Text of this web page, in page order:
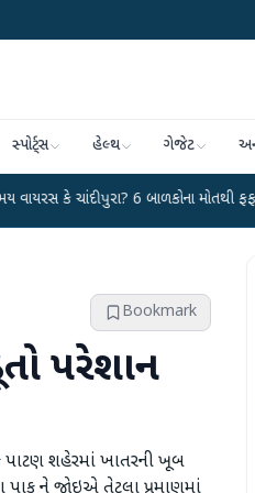
સ્પોર્ટ્સ હેલ્થ ગેજેટ
6 બાળકોના મોતથી ફફડાટ ●
Bookmark
પરેશાન
પાટણ શહેરમાં ખાતરની ખૂબ